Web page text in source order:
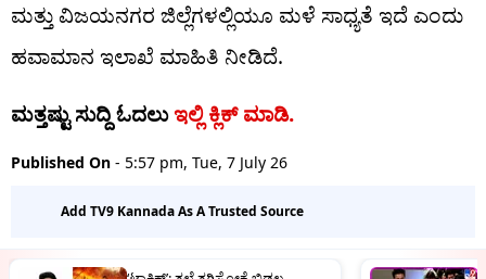
ಮತ್ತು ವಿಜಯನಗರ ಜಿಲ್ಲೆಗಳಲ್ಲಿಯೂ ಮಳೆ ಸಾಧ್ಯತೆ ಇದೆ ಎಂದು
ಹವಾಮಾನ ಇಲಾಖೆ ಮಾಹಿತಿ ನೀಡಿದೆ.
ಮತ್ತಷ್ಟು ಸುದ್ದಿ ಓದಲುಇಲ್ಲಿ ಕ್ಲಿಕ್​​ ಮಾಡಿ.
Published On - 5:57 pm, Tue, 7 July 26
Add TV9 Kannada As A Trusted Source